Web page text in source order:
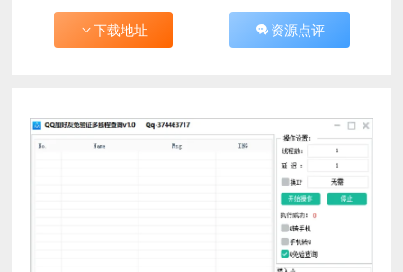
下载地址 资源点评